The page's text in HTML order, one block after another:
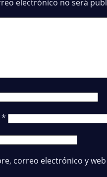
electrónico no será
*
correo electrónico y